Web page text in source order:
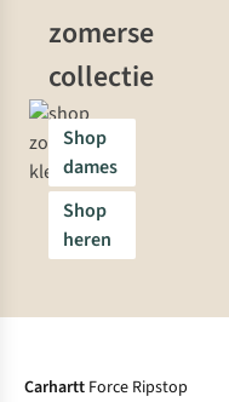
zomerse
collectie
Shop
dames
Shop
heren
Carhartt Force Ripstop